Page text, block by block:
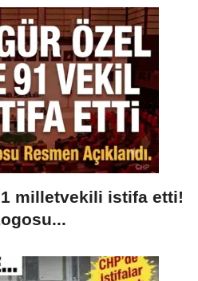
milletvekili istifa etti!